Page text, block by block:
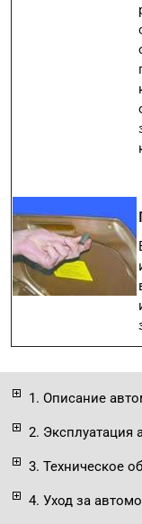
1. Описание
2. Эксплуатация
3. Техническое
4. Уход за